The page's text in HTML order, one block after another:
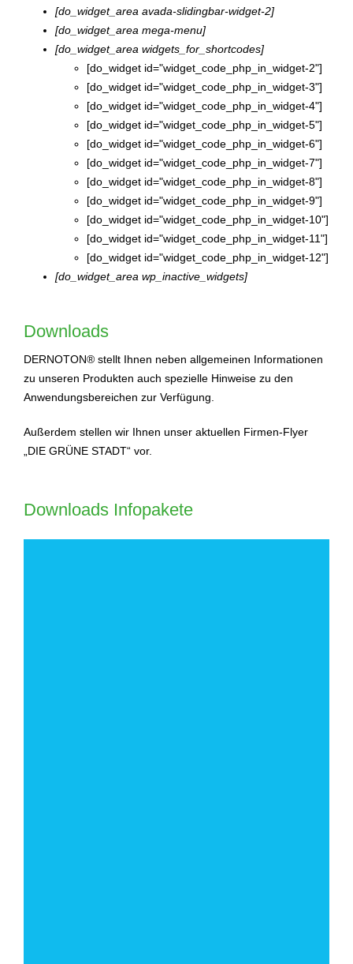
[do_widget_area avada-slidingbar-widget-2]
[do_widget_area mega-menu]
[do_widget_area widgets_for_shortcodes]
[do_widget id="widget_code_php_in_widget-2"]
[do_widget id="widget_code_php_in_widget-3"]
[do_widget id="widget_code_php_in_widget-4"]
[do_widget id="widget_code_php_in_widget-5"]
[do_widget id="widget_code_php_in_widget-6"]
[do_widget id="widget_code_php_in_widget-7"]
[do_widget id="widget_code_php_in_widget-8"]
[do_widget id="widget_code_php_in_widget-9"]
[do_widget id="widget_code_php_in_widget-10"]
[do_widget id="widget_code_php_in_widget-11"]
[do_widget id="widget_code_php_in_widget-12"]
[do_widget_area wp_inactive_widgets]
Downloads
DERNOTON® stellt Ihnen neben allgemeinen Informationen
zu unseren Produkten auch spezielle Hinweise zu den
Anwendungsbereichen zur Verfügung.
Außerdem stellen wir Ihnen unser aktuellen Firmen-Flyer
„DIE GRÜNE STADT“ vor.
Downloads Infopakete